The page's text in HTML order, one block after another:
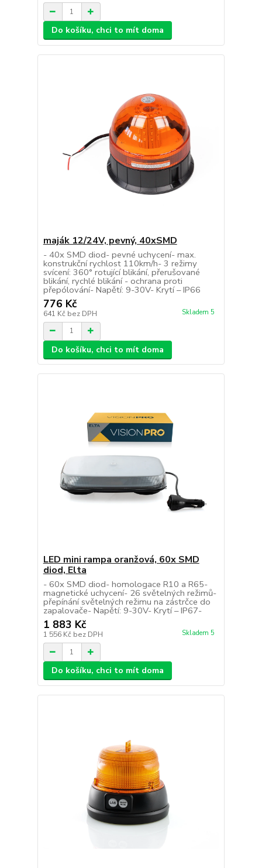
Do košíku, chci to mít doma
maják 12/24V, pevný, 40xSMD
- 40x SMD diod- pevné uchycení- max.
konstrukční rychlost 110km/h- 3 režimy
svícení: 360° rotující blikání, přerušované
blikání, rychlé blikání - ochrana proti
přepólování- Napětí: 9-30V- Krytí – IP66
776 Kč
641 Kč bez DPH Skladem 5
Do košíku, chci to mít doma
LED mini rampa oranžová, 60x SMD
diod, Elta
- 60x SMD diod- homologace R10 a R65-
magnetické uchycení- 26 světelných režimů-
přepínání světelných režimu na zástrčce do
zapalovače- Napětí: 9-30V- Krytí – IP67-
1 883 Kč
1 556 Kč bez DPH Skladem 5
Do košíku, chci to mít doma